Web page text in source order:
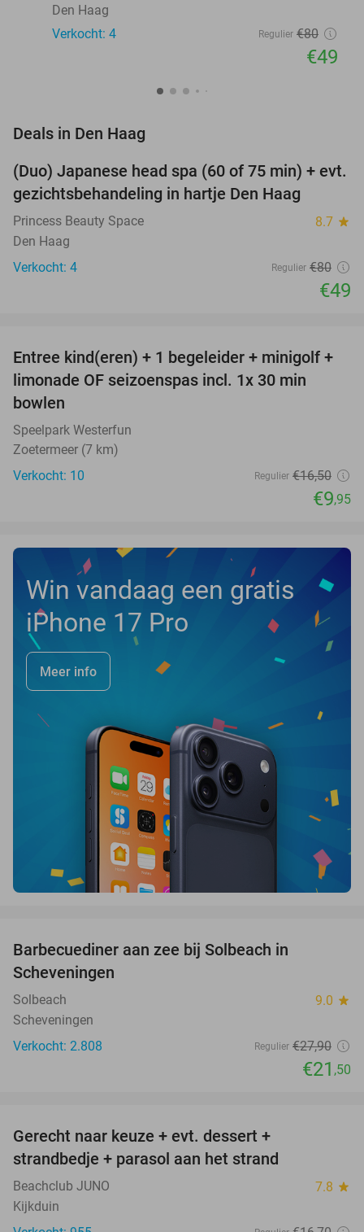
Den Haag
Verkocht: 4
Regulier €80
€49
Deals in Den Haag
39%
NEW
TODAY
(Duo) Japanese head spa (60 of 75 min) + evt.
gezichtsbehandeling in hartje Den Haag
Princess Beauty Space 8.7 star
Den Haag
Verkocht: 4
Regulier €80
€49
40%
TODAY
Entree kind(eren) + 1 begeleider + minigolf +
limonade OF seizoenspas incl. 1x 30 min
bowlen
Speelpark Westerfun
Zoetermeer (7 km)
Verkocht: 10
Regulier €16,50
€9,95
Win vandaag een gratis
iPhone 17 Pro
Meer info
Barbecuediner aan zee bij Solbeach in
Scheveningen
Solbeach 9.0 star
Scheveningen
Verkocht: 2.808
Regulier €27,90
€21 ,50
Gerecht naar keuze + evt. dessert +
strandbedje + parasol aan het strand
Beachclub JUNO 7.8 star
Kijkduin